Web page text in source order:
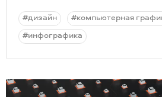
#дизайн
#компьютерная
#инфографика